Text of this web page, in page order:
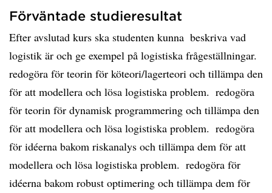
Förväntade studieresultat
Efter avslutad kurs ska studenten kunna  beskriva vad
logistik är och ge exempel på logistiska frågeställningar. 
redogöra för teorin för köteori/lagerteori och tillämpa den
för att modellera och lösa logistiska problem.  redogöra
för teorin för dynamisk programmering och tillämpa den
för att modellera och lösa logistiska problem.  redogöra
för idéerna bakom riskanalys och tillämpa dem för att
modellera och lösa logistiska problem.  redogöra för
idéerna bakom robust optimering och tillämpa dem för